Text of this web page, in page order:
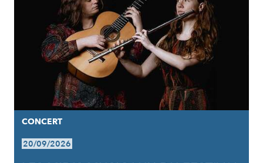
CONCERT
20/09/2026